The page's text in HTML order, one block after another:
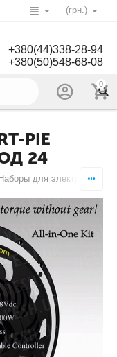
(грн.)
+380(44)338-28-94
+380(50)548-68-08
0
PIE
24
Наборы для